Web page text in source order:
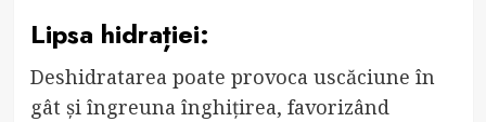
Lipsa hidrației:
Deshidratarea poate provoca uscăciune în
gât și îngreuna înghițirea, favorizând